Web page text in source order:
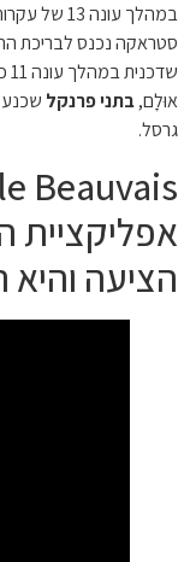
במהלך
סטראקה נכנס לבריכת
אוּלָם,בתני פרנקל שכנע
גרסל.
אפליקציית
הציעה